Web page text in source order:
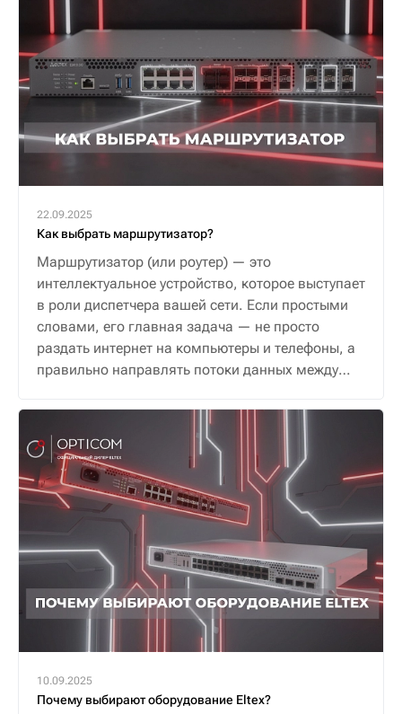
22.09.2025
Как выбрать маршрутизатор?
Маршрутизатор (или роутер) — это
интеллектуальное устройство, которое выступает
в роли диспетчера вашей сети. Если простыми
словами, его главная задача — не просто
раздать интернет на компьютеры и телефоны, а
правильно направлять потоки данных между
и безопасную связь.
10.09.2025
Почему выбирают оборудование Eltex?